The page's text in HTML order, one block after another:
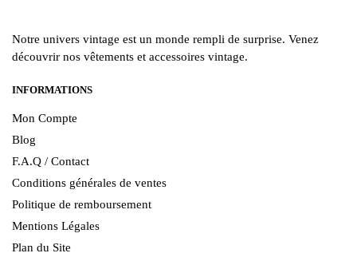
Notre univers vintage est un monde rempli de surprise. Venez
découvrir nos vêtements et accessoires vintage.
INFORMATIONS
Mon Compte
Blog
F.A.Q / Contact
Conditions générales de ventes
Politique de remboursement
Mentions Légales
Plan du Site